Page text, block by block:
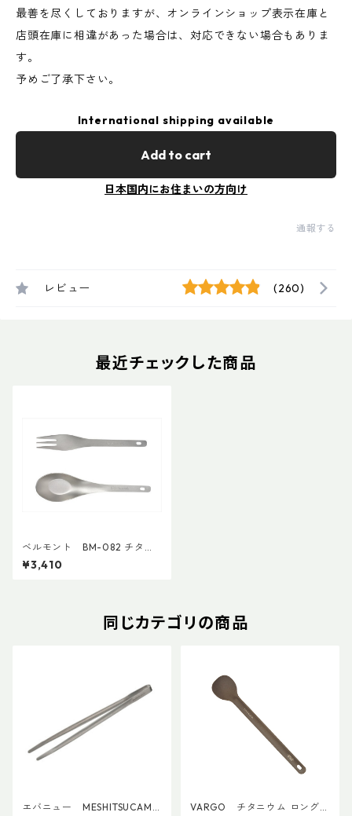
最善を尽くしておりますが、オンラインショップ表示在庫と
店頭在庫に相違があった場合は、対応できない場合もありま
す。
予めご了承下さい。
International shipping available
Add to cart
日本国内にお住まいの方向け
通報する
レビュー (260)
最近チェックした商品
ベルモント BM-082 チタン
レンゲフォークセット（ケー
ス付）
¥3,410
同じカテゴリの商品
エバニュー MESHITSUCAM
VARGO チタニウム ロングハ